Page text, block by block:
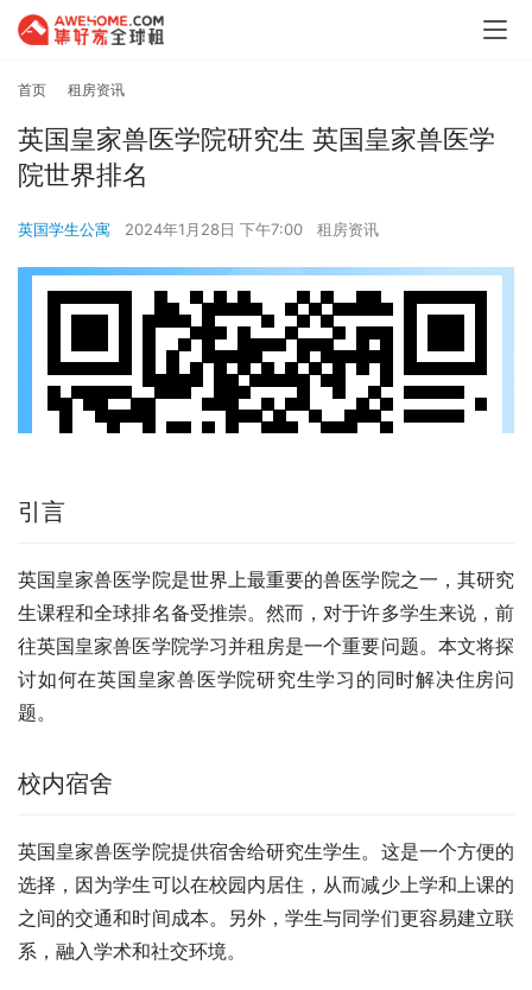
首页 租房资讯
英国皇家兽医学院研究生 英国皇家兽医学
院世界排名
英国学生公寓 2024年1月28日 下午7:00 租房资讯
引言
英国皇家兽医学院是世界上最重要的兽医学院之一，其研究
生课程和全球排名备受推崇。然而，对于许多学生来说，前
往英国皇家兽医学院学习并租房是一个重要问题。本文将探
讨如何在英国皇家兽医学院研究生学习的同时解决住房问
题。
校内宿舍
英国皇家兽医学院提供宿舍给研究生学生。这是一个方便的
选择，因为学生可以在校园内居住，从而减少上学和上课的
之间的交通和时间成本。另外，学生与同学们更容易建立联
系，融入学术和社交环境。